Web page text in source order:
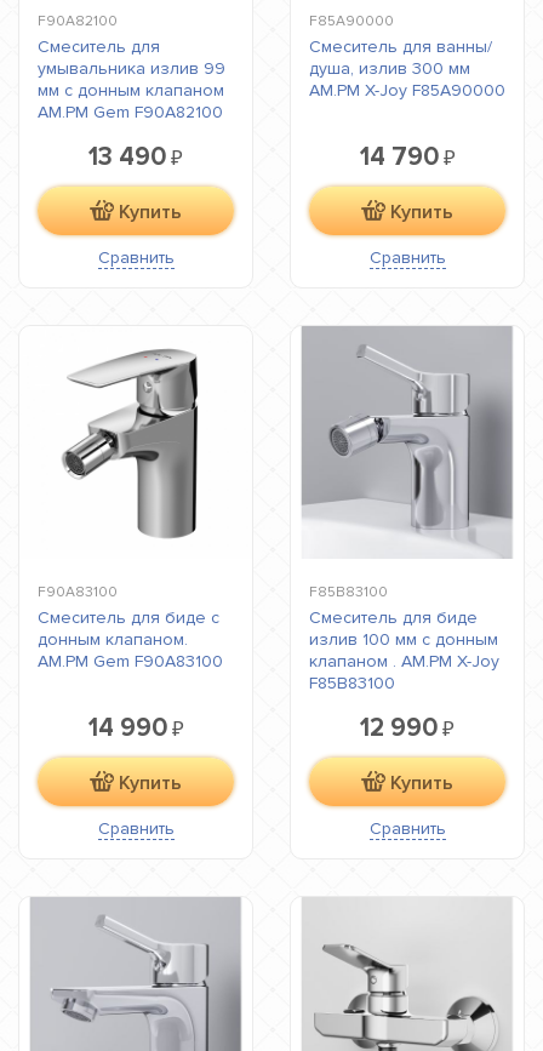
F90A82100
Смеситель для
умывальника излив 99
мм с донным клапаном
AM.PM Gem F90A82100
13 490 ₽
Купить
Сравнить
F85A90000
Смеситель для ванны/
душа, излив 300 мм
AM.PM X-Joy F85A90000
14 790₽
Купить
Сравнить
F90A83100
Смеситель для биде с
донным клапаном.
AM.PM Gem F90A83100
14 990₽
Купить
Сравнить
F85B83100
Смеситель для биде
излив 100 мм с донным
клапаном . AM.PM X-Joy
F85B83100
12 990 ₽
Купить
Сравнить